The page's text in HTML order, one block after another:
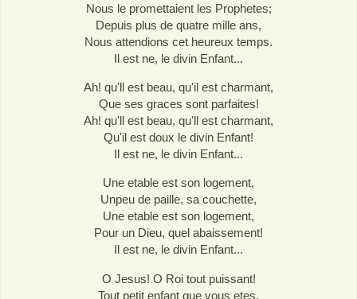
Nous le promettaient les Prophetes;
Depuis plus de quatre mille ans,
Nous attendions cet heureux temps.
Il est ne, le divin Enfant...
Ah! qu'll est beau, qu'il est charmant,
Que ses graces sont parfaites!
Ah! qu'll est beau, qu'll est charmant,
Qu'il est doux le divin Enfant!
Il est ne, le divin Enfant...
Une etable est son logement,
Unpeu de paille, sa couchette,
Une etable est son logement,
Pour un Dieu, quel abaissement!
Il est ne, le divin Enfant...
O Jesus! O Roi tout puissant!
Tout petit enfant que vous etes,